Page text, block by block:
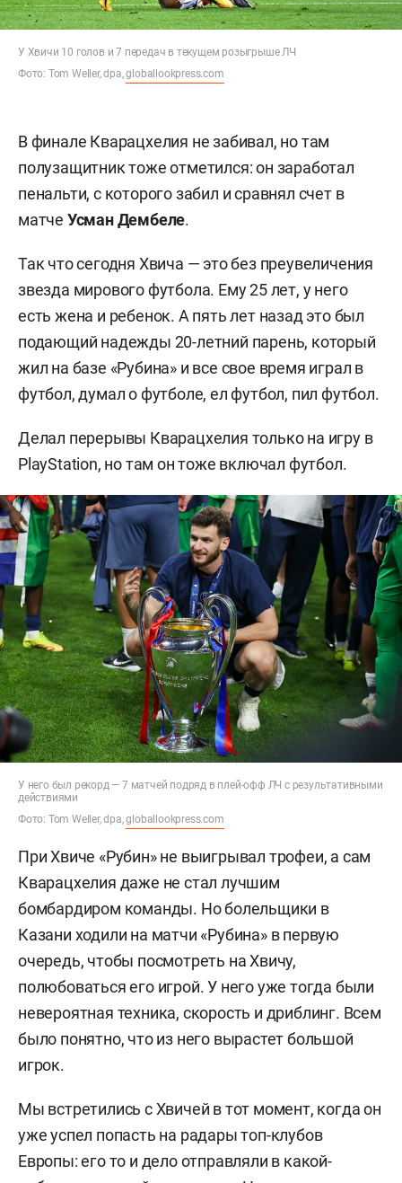
У Хвичи 10 голов и 7 передач в текущем розыгрыше ЛЧ
Фото: Tom Weller, dpa,globallookpress.com
В финале Кварацхелия не забивал, но там
полузащитник тоже отметился: он заработал
пенальти, с которого забил и сравнял счет в
матче Усман Дембеле.
Так что сегодня Хвича — это без преувеличения
звезда мирового футбола. Ему 25 лет, у него
есть жена и ребенок. А пять лет назад это был
подающий надежды 20-летний парень, который
жил на базе «Рубина» и все свое время играл в
футбол, думал о футболе, ел футбол, пил футбол.
Делал перерывы Кварацхелия только на игру в
PlayStation, но там он тоже включал футбол.
У него был рекорд — 7 матчей подряд в плей-офф ЛЧ с результативными
действиями
Фото: Tom Weller, dpa,globallookpress.com
При Хвиче «Рубин» не выигрывал трофеи, а сам
Кварацхелия даже не стал лучшим
бомбардиром команды. Но болельщики в
Казани ходили на матчи «Рубина» в первую
очередь, чтобы посмотреть на Хвичу,
полюбоваться его игрой. У него уже тогда были
невероятная техника, скорость и дриблинг. Всем
было понятно, что из него вырастет большой
игрок.
Мы встретились с Хвичей в тот момент, когда он
уже успел попасть на радары топ-клубов
Европы: его то и дело отправляли в какой-